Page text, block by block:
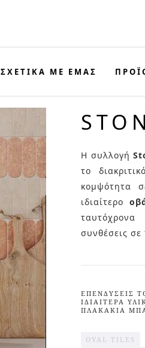
ΣΧΕΤΙΚΑ ΜΕ ΕΜΑΣ
Η συλλογή
το
κομψότητα
ιδιαίτερο
ταυτόχρονα
συνθέσεις σε
ΕΠΕΝΔΥΣΕΙΣ
ΙΔΙΑΙΤΕΡΑ
ΠΛΑΚΑΚΙΑ
OVAL TILES